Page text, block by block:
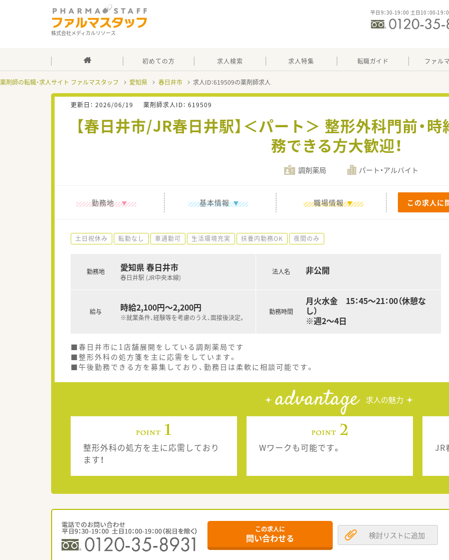
株式会社メディカルリソース
平日9：30-19：00 土日10：00-19：
初めての方 求人検索 求人特集 転職ガイド ファル
薬剤師の転職・求人サイト ファルマスタッフ 愛知県 春日井市 求人ID：619509の薬剤師求人
更新日： 2026/06/19 薬剤師求人ID： 619509
【春日井市/JR春日井駅】＜パート＞ 整形外科門前・
務できる方大歓迎！
調剤薬局 パート・アルバイト
勤務地 基本情報 職場情報 この求人に
土日祝休み 転勤なし 車通勤可 生活環境充実 扶養内勤務OK 夜間のみ
勤務地 愛知県 春日井市
春日井駅 (JR中央本線)
給与 時給2,100円～2,200円
※就業条件、経験等を考慮のうえ、面接後決定。
法人名 非公開
勤務時間
月火水金 15：45～21：00（休憩な
し）
※週2～4日
■春日井市に1店舗展開をしている調剤薬局です
■整形外科の処方箋を主に応需をしています。
■午後勤務できる方を募集しており、勤務日は柔軟に相談可能です。
advantage 求人の魅力
整形外科の処方を主に応需しており
ます！
Wワークも可能です。 JR
この求人に
問い合わせる 検討リストに追加